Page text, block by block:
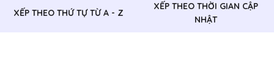
XẾP THEO THỨ TỰ TỪ A - Z
XẾP THEO THỜI GIAN CẬP
NHẬT